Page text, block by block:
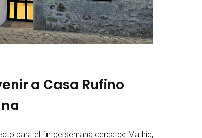
a Casa Rufino
para el fin de semana cerca de Madrid,